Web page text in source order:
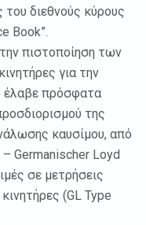
διεθνούς κύρους
Book”.
την πιστοποίηση των
για την
έλαβε πρόσφατα
της
καυσίμου, από
Germanischer Loyd
σε μετρήσεις
(GL Type